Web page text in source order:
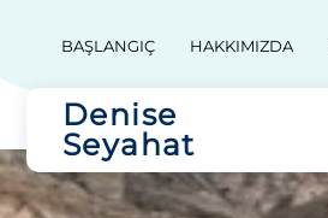
BAŞLANGIÇ HAKKIMIZDA
Denise
Seyahat